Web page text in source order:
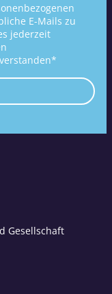
E-Mails zu
jederzeit
Gesellschaft